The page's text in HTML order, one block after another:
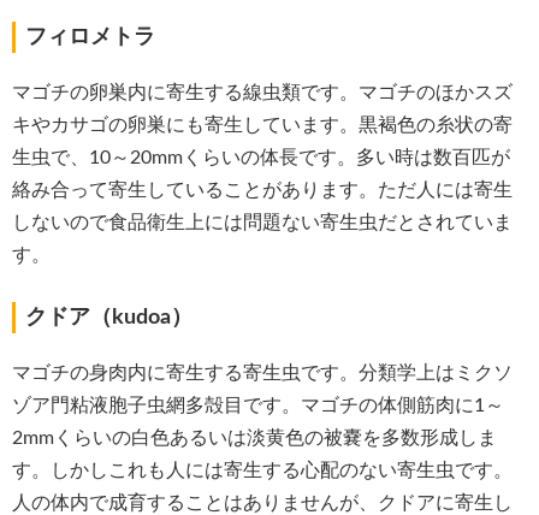
フィロメトラ
マゴチの卵巣内に寄生する線虫類です。マゴチのほかスズ
キやカサゴの卵巣にも寄生しています。黒褐色の糸状の寄
生虫で、10～20mmくらいの体長です。多い時は数百匹が
絡み合って寄生していることがあります。ただ人には寄生
しないので食品衛生上には問題ない寄生虫だとされていま
す。
クドア（kudoa）
マゴチの身肉内に寄生する寄生虫です。分類学上はミクソ
ゾア門粘液胞子虫網多殻目です。マゴチの体側筋肉に1～
2mmくらいの白色あるいは淡黄色の被嚢を多数形成しま
す。しかしこれも人には寄生する心配のない寄生虫です。
人の体内で成育することはありませんが、クドアに寄生し